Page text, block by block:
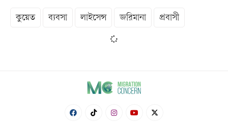
কুয়েত ব্যবসা লাইসেন্স জরিমানা প্রবাসী